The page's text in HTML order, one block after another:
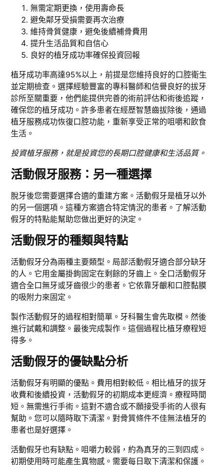
無需定期更換，使用壽命長
避免鄰牙受損需要再次治療
維持骨質健康，避免後續補骨費用
提升生活品質和自信心
良好的植牙成功率確保投資回報
植牙成功率高達95%以上，前提是您維持良好的口腔衛生
並定期檢查。選擇經驗豐富的專科醫師和信譽良好的拔牙
診所至關重要，他們能提供完善的術前評估和術後追蹤，
確保您的植牙成功。許多患者在經歷智慧齒拔除後，通過
植牙服務成功恢復口腔功能，重新享受正常的咀嚼和飲食
生活。
投資植牙服務，就是投資您的長期口腔健康和生活品質。
活動假牙服務：另一種選擇
脫牙後您需要選擇合適的重建方案。活動假牙是植牙以外
的另一個選項。這種方案適合特定情況的患者。了解活動
假牙的特點能幫助您做出更好的決定。
活動假牙的種類與特點
活動假牙分為兩種主要類型。局部活動假牙適合部分缺牙
的人。它用金屬掛鉤固定在剩餘的牙齒上。全口活動假牙
適合全口無牙或牙齒很少的患者。它依靠牙齦和口腔黏膜
的吸附力來固定。
製作活動假牙的過程相對簡單。牙科醫生會先取模。然後
進行試戴和調整。最後完成製作。這個過程比植牙療程短
得多。
活動假牙的優缺點分析
活動假牙有明顯的優點。費用相對較低。相比植牙的拔牙
收費和後續投資，活動假牙的初期成本更經濟。療程時間
短。無需進行手術。這對不適合或不願接受手術的人很有
幫助。您可以隨時取下清潔。對骨質條件不佳無法植牙的
患者也是好選擇。
活動假牙也有缺點。咀嚼力較弱，約為真牙的三到四成。
初期使用時可能產生異物感。需要每日取下清潔和保護。